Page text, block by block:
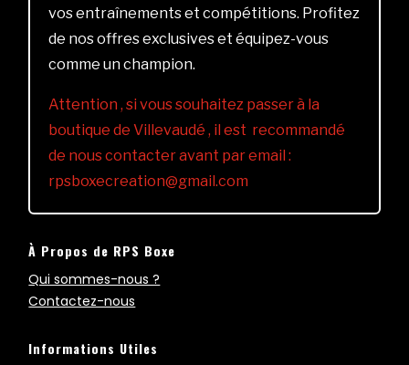
vos entraînements et compétitions. Profitez
de nos offres exclusives et équipez-vous
comme un champion.
Attention , si vous souhaitez passer à la
boutique de Villevaudé , il est recommandé
de nous contacter avant par email :
rpsboxecreation@gmail.com
À Propos de RPS Boxe
Qui sommes-nous ?
Contactez-nous
Informations Utiles